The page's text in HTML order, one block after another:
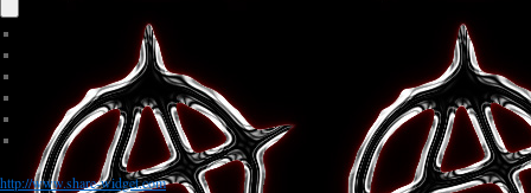
http://www.share-widget.com